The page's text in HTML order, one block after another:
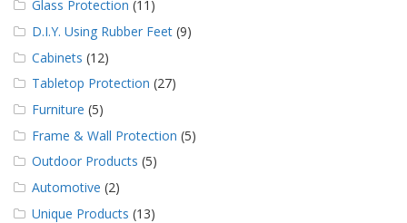
Glass Protection (11)
D.I.Y. Using Rubber Feet (9)
Cabinets (12)
Tabletop Protection (27)
Furniture (5)
Frame & Wall Protection (5)
Outdoor Products (5)
Automotive (2)
Unique Products (13)